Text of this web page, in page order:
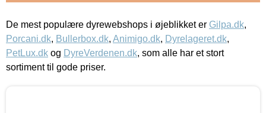
De mest populære dyrewebshops i øjeblikket er Gilpa.dk,
Porcani.dk, Bullerbox.dk, Animigo.dk, Dyrelageret.dk,
PetLux.dk og DyreVerdenen.dk, som alle har et stort
sortiment til gode priser.